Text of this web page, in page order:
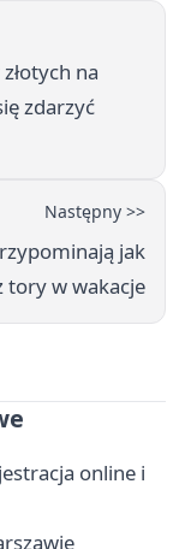
na
zdarzyć
Następny >>
jak
tory w wakacje
online i